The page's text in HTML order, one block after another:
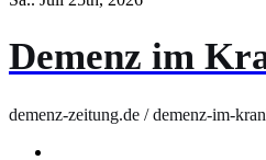
Demenz im
demenz-zeitung.de / demenz-im-